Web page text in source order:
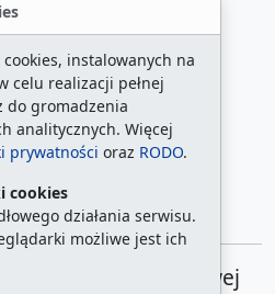
instalowanych na
celu realizacji pełnej
do gromadzenia
analitycznych. Więcej
prywatności oraz RODO.
cookies
działania serwisu.
możliwe jest ich
ETR
Plac Armii Krajowej